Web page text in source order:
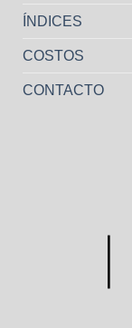
ÍNDICES
COSTOS
CONTACTO